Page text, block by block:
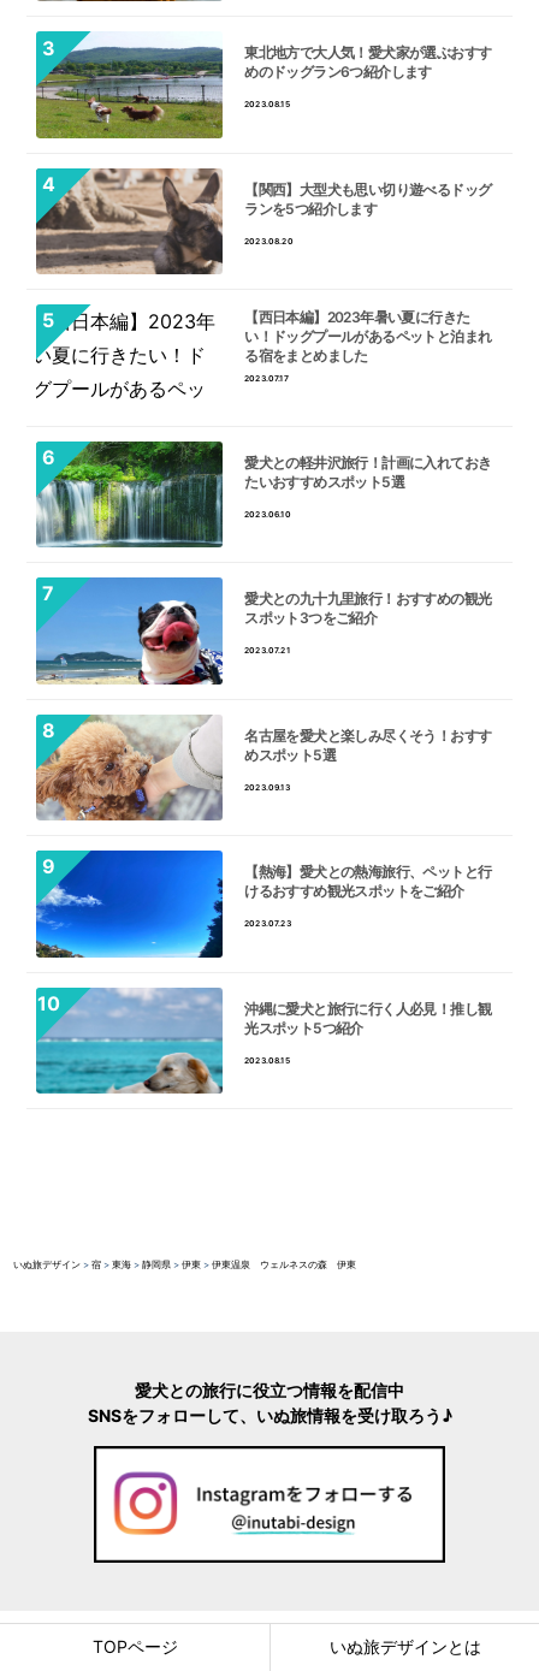
東北地方で大人気！愛犬家が選ぶおすす
めのドッグラン6つ紹介します
2023.08.15
【関西】大型犬も思い切り遊べるドッグ
ランを5つ紹介します
2023.08.20
【西日本編】2023年暑い夏に行きた
い！ドッグプールがあるペットと泊まれ
る宿をまとめました
2023.07.17
愛犬との軽井沢旅行！計画に入れておき
たいおすすめスポット5選
2023.06.10
愛犬との九十九里旅行！おすすめの観光
スポット3つをご紹介
2023.07.21
名古屋を愛犬と楽しみ尽くそう！おすす
めスポット5選
2023.09.13
【熱海】愛犬との熱海旅行、ペットと行
けるおすすめ観光スポットをご紹介
2023.07.23
沖縄に愛犬と旅行に行く人必見！推し観
光スポット5つ紹介
2023.08.15
いぬ旅デザイン >宿 >東海 >静岡県 >伊東 >伊東温泉 ウェルネスの森 伊東
愛犬との旅行に役立つ情報を配信中
SNSをフォローして、いぬ旅情報を受け取ろう♪
TOPページ いぬ旅デザインとは